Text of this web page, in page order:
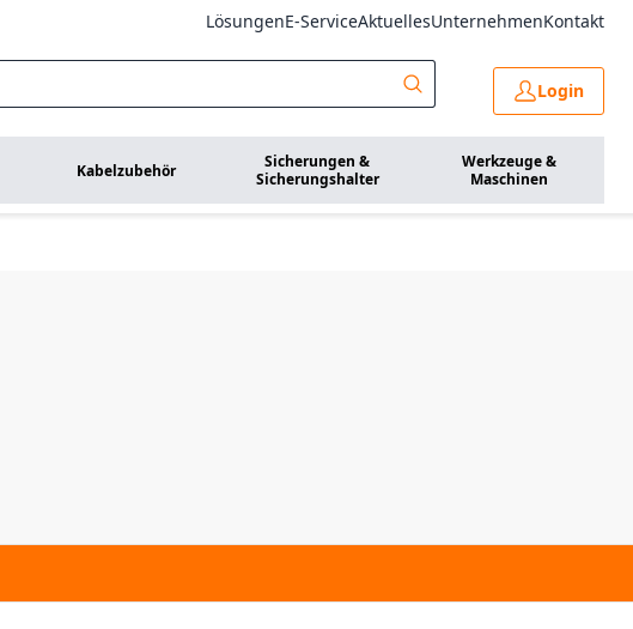
LösungenE-ServiceAktuellesUnternehmenKontakt
Login
Kabelzubehör
Sicherungen &
Sicherungshalter
Werkzeuge &
Maschinen